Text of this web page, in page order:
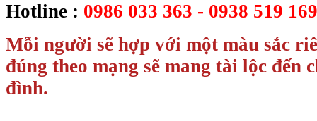
Hotline : 0986 033 363 - 0938 519
Mỗi người sẽ hợp với một màu sắc
đúng theo mạng sẽ mang tài lộc đến
đình.